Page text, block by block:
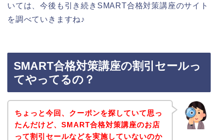
いては、今後も引き続きSMART合格対策講座のサイト
を調べていきますね♪
SMART合格対策講座の割引セールっ
てやってるの？
ちょっと今回、クーポンを探していて思っ
たんだけど、SMART合格対策講座のお店
って割引セールなどを実施していないのか